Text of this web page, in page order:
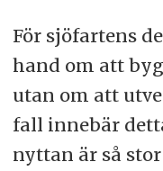
För sjöfartens
hand om att
utan om att
fall innebär
nyttan är så